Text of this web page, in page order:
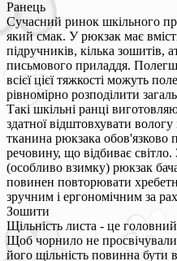
Ранець
Сучасний ринок шкільного
який смак. У рюкзак має
підручників, кілька зошитів,
письмового приладдя.
всієї цієї тяжкості можуть
рівномірно розподілити
Такі шкільні ранці
здатної відштовхувати
тканина рюкзака обов'язково
речовину, що відбиває
(особливо взимку) рюкзак
повинен повторювати
зручним і ергономічним за
Зошити
Щільність листа - це
Щоб чорнило не
його щільність повинна